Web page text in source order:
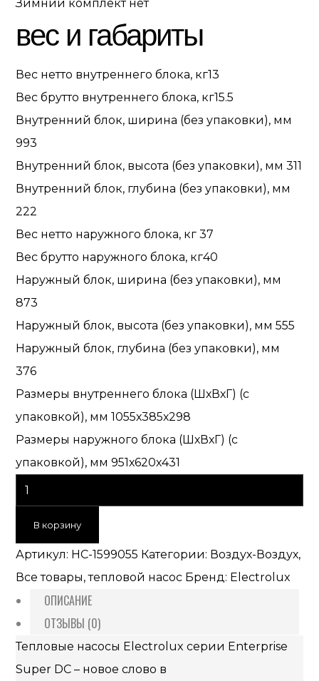
Зимний комплект нет
вес и габариты
Вес нетто внутреннего блока, кг13
Вес брутто внутреннего блока, кг15.5
Внутренний блок, ширина (без упаковки), мм
993
Внутренний блок, высота (без упаковки), мм311
Внутренний блок, глубина (без упаковки), мм
222
Вес нетто наружного блока, кг37
Вес брутто наружного блока, кг40
Наружный блок, ширина (без упаковки), мм
873
Наружный блок, высота (без упаковки), мм555
Наружный блок, глубина (без упаковки), мм
376
Размеры внутреннего блока (ШхВхГ) (с
упаковкой), мм1055х385х298
Размеры наружного блока (ШхВхГ) (с
упаковкой), мм951х620х431
В корзину
Артикул: НС-1599055 Категории: Воздух-Воздух,
Все товары,тепловой насос Бренд: Electrolux
ОПИСАНИЕ
ОТЗЫВЫ (0)
Тепловые насосы Electrolux серии Enterprise
Super DC – новое слово в